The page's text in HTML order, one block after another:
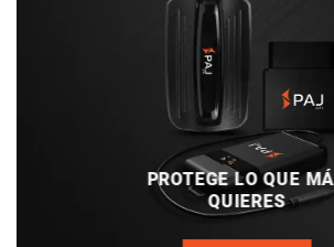
PROTEGE LO QUE
QUIERES